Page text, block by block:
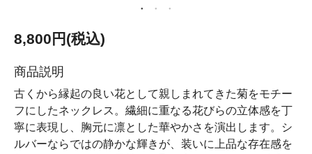
8,800円(税込)
商品説明
古くから縁起の良い花として親しまれてきた菊をモチー
フにしたネックレス。繊細に重なる花びらの立体感を丁
寧に表現し、胸元に凛とした華やかさを演出します。シ
ルバーならではの静かな輝きが、装いに上品な存在感を